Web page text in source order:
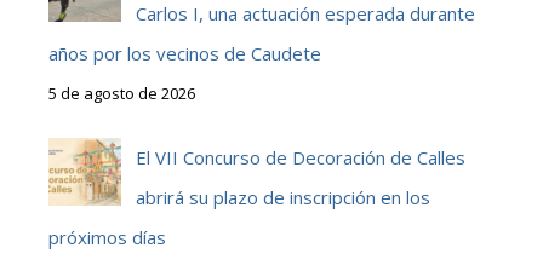
Carlos I, una actuación esperada durante
años por los vecinos de Caudete
5 de agosto de 2026
El VII Concurso de Decoración de Calles
abrirá su plazo de inscripción en los
próximos días